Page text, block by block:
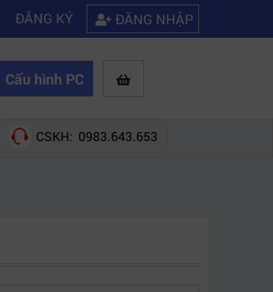
chọn mua máy quay phim giá rẻ bạn nên biết
ĐĂNG KÝ ĐĂNG NHẬP
Cấu hình PC
CSKH: 0983.643.653